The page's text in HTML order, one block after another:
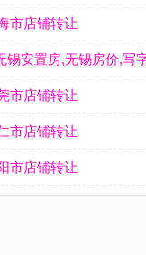
市店铺转让
市店铺转让
市店铺转让
市店铺转让